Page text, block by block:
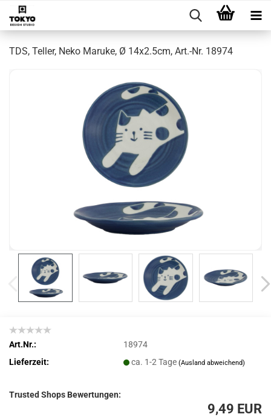
TDS, Teller, Neko Maruke, Ø 14x2.5cm, Art.-Nr. 18974
Art.Nr.:
18974
Lieferzeit:
ca. 1-2 Tage(Ausland abweichend)
Trusted Shops Bewertungen:
9,49 EUR